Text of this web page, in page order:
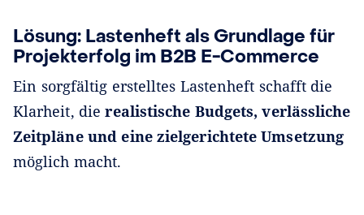
Lösung: Lastenheft als Grundlage für
Projekterfolg im B2B E-Commerce
Ein sorgfältig erstelltes Lastenheft schafft die
Klarheit, dierealistische Budgets, verlässliche
Zeitpläne und eine zielgerichtete Umsetzung
möglich macht.